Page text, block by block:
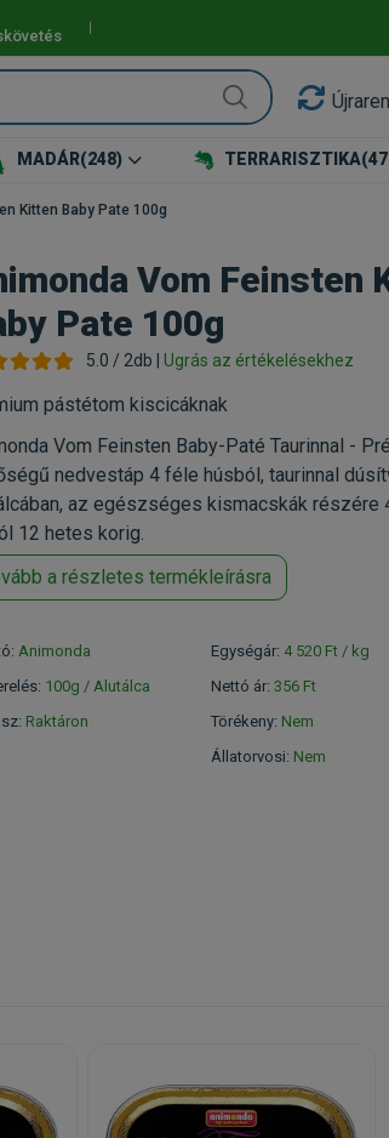
MADÁR(248) TERRARISZTIKA
Kitten Baby Pate 100g
Vom Feinsten
Pate 100g
5.0 / 2db | Ugrás az értékelésekhez
pástétom kiscicáknak
Vom Feinsten Baby-Paté Taurinnal -
nedvestáp 4 féle húsból, taurinnal
az egészséges kismacskák részére
12 hetes korig.
a részletes termékleírásra
Animonda
100g / Alutálca
Raktáron
Egységár: 4 520 Ft / kg
Nettó ár: 356 Ft
Törékeny: Nem
Állatorvosi: Nem